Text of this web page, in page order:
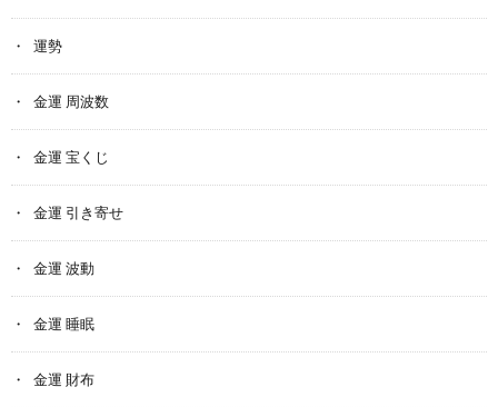
運勢
金運 周波数
金運 宝くじ
金運 引き寄せ
金運 波動
金運 睡眠
金運 財布